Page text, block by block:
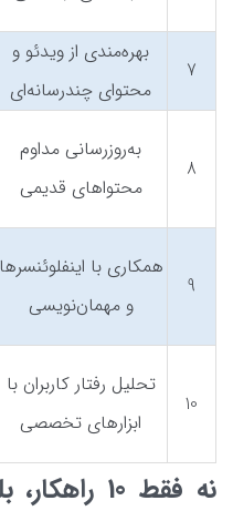
7
بهره‌مندی از ویدئو و
محتوای چندرسانه‌ای
8
به‌روزرسانی مداوم
محتواهای قدیمی
9
همکاری با اینفلوئنسرها
و مهمان‌نویسی
10
تحلیل رفتار کاربران با
ابزارهای تخصصی
نه فقط 10